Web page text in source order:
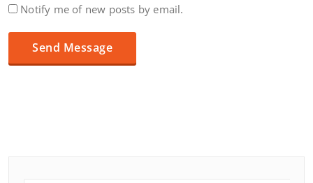
Notify me of new posts by email.